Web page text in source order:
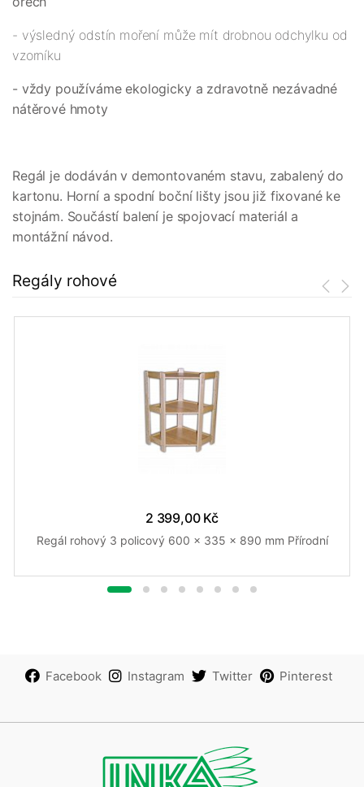
- výsledný odstín moření může mít drobnou odchylku od
vzorníku
- vždy používáme ekologicky a zdravotně nezávadné
nátěrové hmoty
Regál je dodáván v demontovaném stavu, zabalený do
kartonu. Horní a spodní boční lišty jsou již fixované ke
stojnám. Součástí balení je spojovací materiál a
montážní návod.
Regály rohové
2 399,00 Kč
Regál rohový 3 policový 600 x 335 x 890 mm Přírodní
Facebook Instagram Twitter Pinterest